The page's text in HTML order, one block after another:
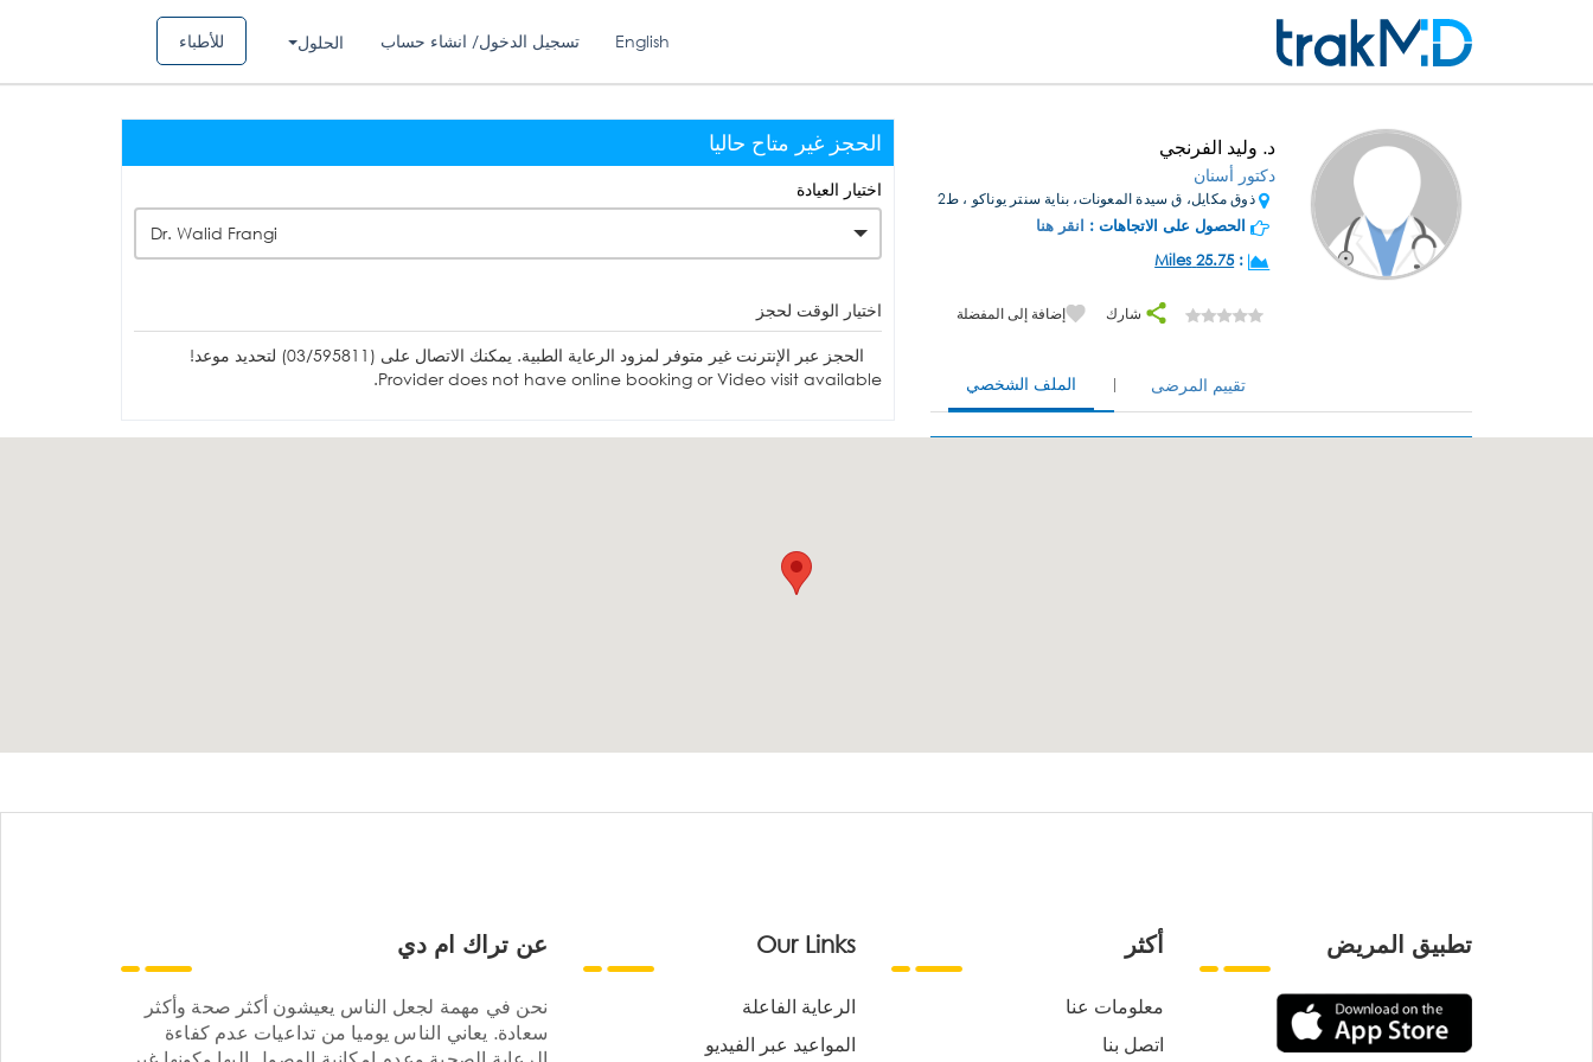
للأطباء الحلول تسجيل الدخول/ انشاء حساب English
د. وليد الفرنجي
دكتور أسنان
ذوق مكايل، ق سيدة المعونات، بناية سنتر يوناكو ، ط2
الحصول على الاتجاهات : انقر هنا
:
25.75 Miles
شارك إضافة إلى المفضلة
الملف الشخصي تقييم المرضى
الحجز غير متاح حاليا
اختيار العيادة
Dr. Walid Frangi
اختيار الوقت لحجز
الحجز عبر الإنترنت غير متوفر لمزود الرعاية الطبية. يمكنك الاتصال على (03/595811) لتحديد موعد!
Provider does not have online booking or Video visit available.
عن تراك ام دي
نحن في مهمة لجعل الناس يعيشون أكثر صحة وأكثر
سعادة. يعاني الناس يوميا من تداعيات عدم كفاءة
Our Links
الرعاية الفاعلة
المواعيد عبر الفيديو
أكثر
معلومات عنا
اتصل بنا
تطبيق المريض